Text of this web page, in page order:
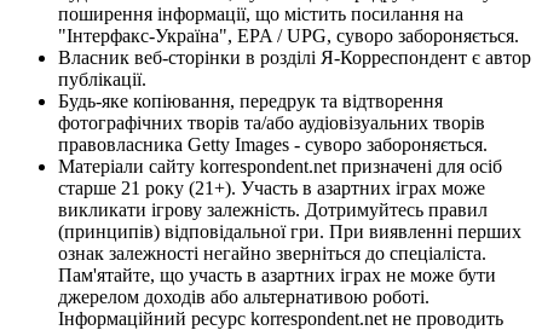
поширення інформації, що містить посилання на
"Інтерфакс-Україна", EPA / UPG, суворо забороняється.
Власник веб-сторінки в розділі Я-Корреспондент є автор
публікації.
Будь-яке копіювання, передрук та відтворення
фотографічних творів та/або аудіовізуальних творів
правовласника Getty Images - суворо забороняється.
Матеріали сайту korrespondent.net призначені для осіб
старше 21 року (21+). Участь в азартних іграх може
викликати ігрову залежність. Дотримуйтесь правил
(принципів) відповідальної гри. При виявленні перших
ознак залежності негайно зверніться до спеціаліста.
Пам'ятайте, що участь в азартних іграх не може бути
джерелом доходів або альтернативою роботі.
Інформаційний ресурс korrespondent.net не проводить